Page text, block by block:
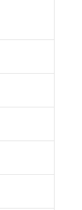
での期間は出
がない限り